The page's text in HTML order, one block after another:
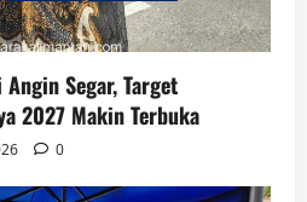
Segar, Target
2027 Makin Terbuka
0